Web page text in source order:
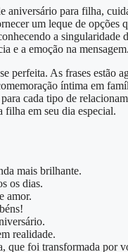
aniversário para filha,
um leque de
a singularidade
e a emoção na mensagem.
perfeita. As frases
íntima em
cada tipo de
filha em seu dia especial.
mais brilhante.
os dias.
amor.
realidade.
que foi transformada por